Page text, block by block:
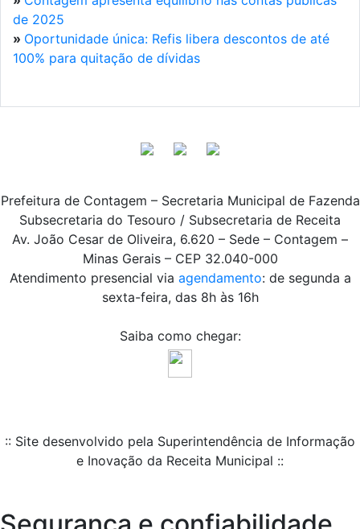
de 2025
» Oportunidade única: Refis libera descontos de até
100% para quitação de dívidas
Prefeitura de Contagem – Secretaria Municipal de Fazenda
Subsecretaria do Tesouro / Subsecretaria de Receita
Av. João Cesar de Oliveira, 6.620 – Sede – Contagem –
Minas Gerais – CEP 32.040-000
Atendimento presencial via agendamento: de segunda a
sexta-feira, das 8h às 16h
Saiba como chegar:
:: Site desenvolvido pela Superintendência de Informação
e Inovação da Receita Municipal ::